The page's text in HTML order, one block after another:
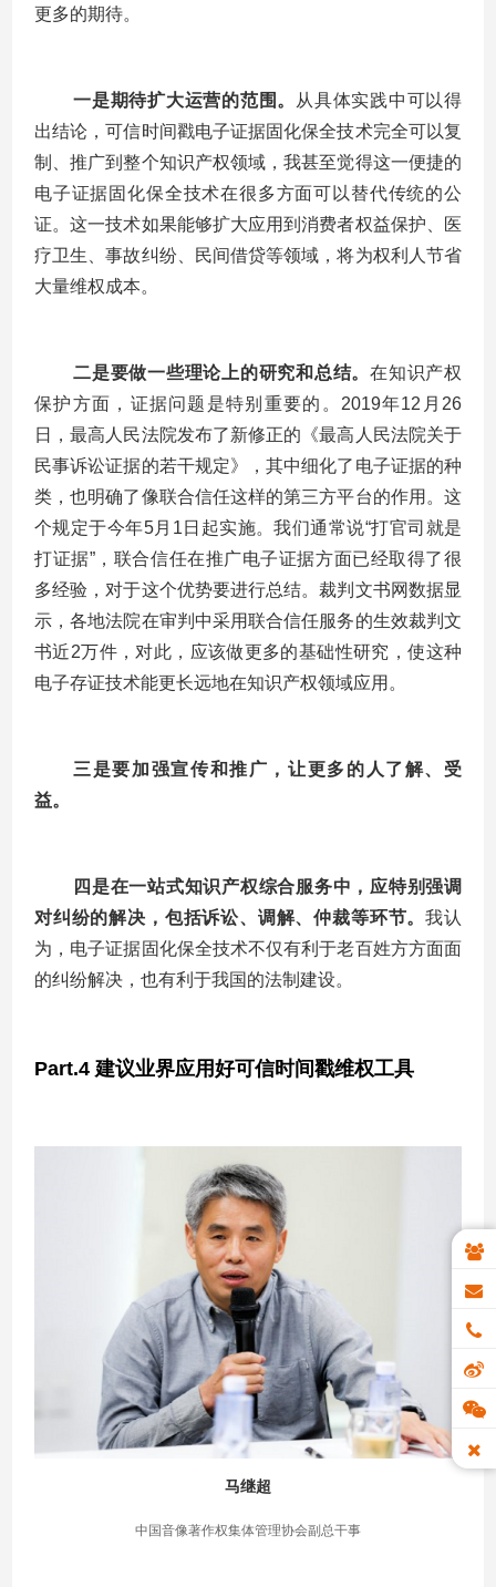
更多的期待。
一是期待扩大运营的范围。
从具体实践中可以得
出结论，可信时间戳电子证据固化保全技术完全可以复
制、推广到整个知识产权领域，我甚至觉得这一便捷的
电子证据固化保全技术在很多方面可以替代传统的公
证。这一技术如果能够扩大应用到消费者权益保护、医
疗卫生、事故纠纷、民间借贷等领域，将为权利人节省
大量维权成本。
二是要做一些理论上的研究和总结。在知识产权
保护方面，证据问题是特别重要的。 2019年12 月 26
日，最高人民法院发布了新修正的《最高人民法院关于
民事诉讼证据的若干规定》，其中细化了电子证据的种
类，也明确了像联合信任这样的第三方平台的作用。这
个规定于今年5月 1 日起实施。我们通常说“打官司就是
打证据”，联合信任在推广电子证据方面已经取得了很
多经验，对于这个优势要进行总结。裁判文书网数据显
示，各地法院在审判中采用联合信任服务的生效裁判文
书近2万件，对此，应该做更多的基础性研究，使这种
电子存证技术能更长远地在知识产权领域应用。
三是要加强宣传和推广，让更多的人了解、受
益。
四是在一站式知识产权综合服务中，应特别强调
对纠纷的解决，包括诉讼、调解、仲裁等环节。我认
为，电子证据固化保全技术不仅有利于老百姓方方面面
的纠纷解决，也有利于我国的法制建设。
Part.4 建议业界应用好可信时间戳维权工具
马继超
中国音像著作权集体管理协会副总干事